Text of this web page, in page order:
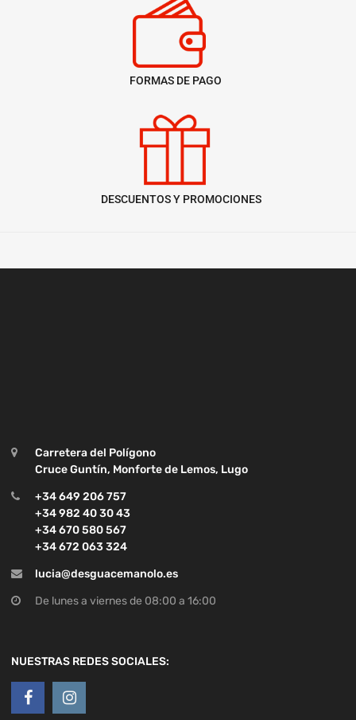
FORMAS DE PAGO
DESCUENTOS Y PROMOCIONES
Carretera del Polígono
Cruce Guntín, Monforte de Lemos, Lugo
+34 649 206 757
+34 982 40 30 43
+34 670 580 567
+34 672 063 324
lucia@desguacemanolo.es
De lunes a viernes de 08:00 a 16:00
NUESTRAS REDES SOCIALES: